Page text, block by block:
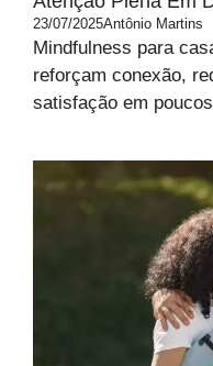
23/07/2025Antônio Martins
Mindfulness para
reforçam conexão,
satisfação em